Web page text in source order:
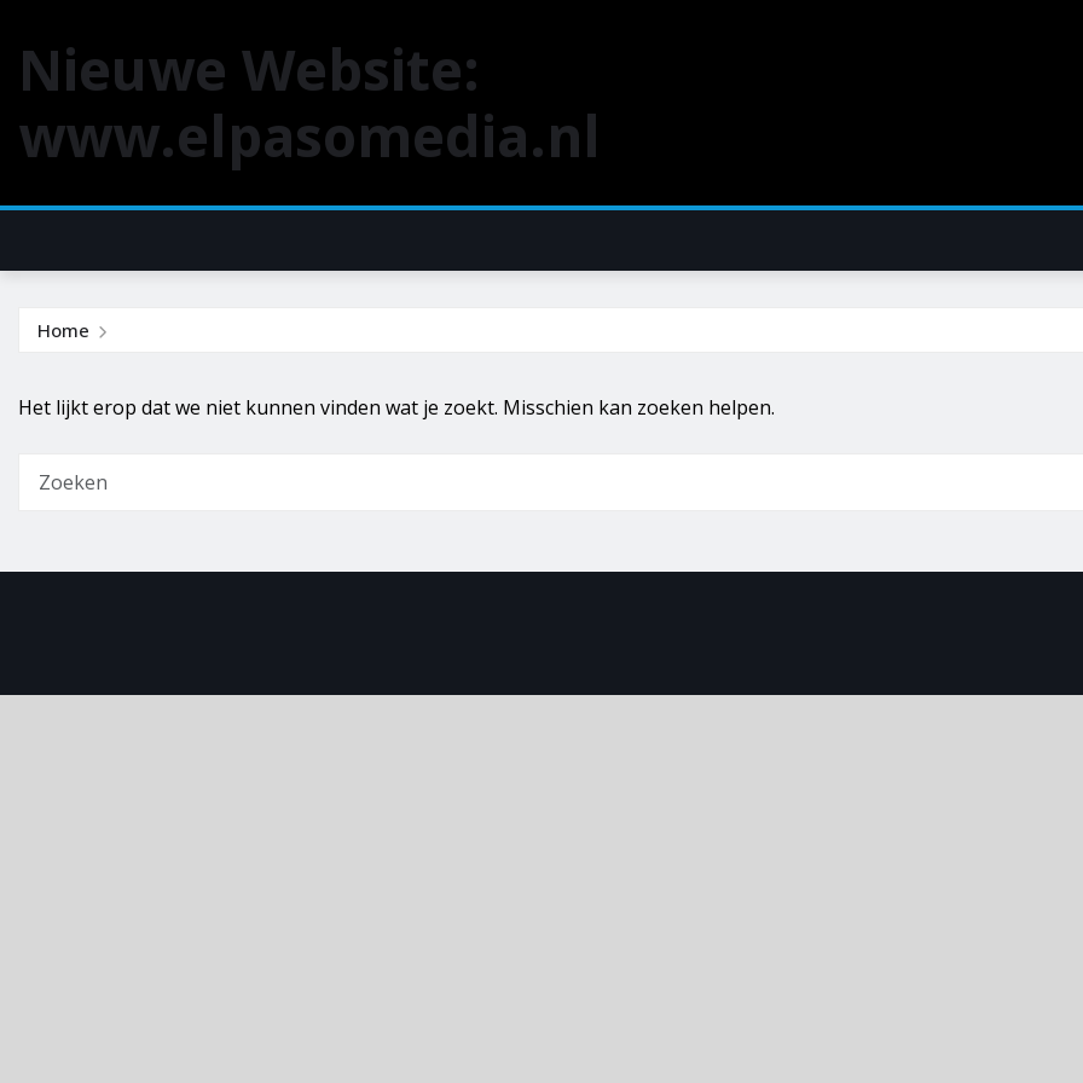
Nieuwe Website:
www.elpasomedia.nl
Home
Het lijkt erop dat we niet kunnen vinden wat je zoekt. Misschien kan zoeken helpen.